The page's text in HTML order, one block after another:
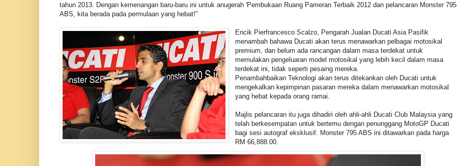
tahun 2013. Dengan kemenangan baru-baru ini untuk anugerah 'Pembukaan Ruang Pameran Terbaik 2012 dan pelancaran Monster 795
ABS, kita berada pada permulaan yang hebat!"
Encik Pierfrancesco Scalzo, Pengarah Jualan Ducati Asia Pasifik
menambah bahawa Ducati akan terus menawarkan pelbagai motosikal
premium, dan belum ada rancangan dalam masa terdekat untuk
memulakan pengeluaran model motosikal yang lebih kecil dalam masa
terdekat ini, tidak seperti pesaing mereka.
Penambahbaikan Teknologi akan terus ditekankan oleh Ducati untuk
mengekalkan kepimpinan pasaran mereka dalam menawarkan motosikal
yang hebat kepada orang ramai.
Majlis pelancaran itu juga dihadiri oleh ahli-ahli Ducati Club Malaysia yang
telah berkesempatan untuk bertemu dengan penunggang MotoGP Ducati
bagi sesi autograf eksklusif. Monster 795 ABS ini ditawarkan pada harga
RM 66,888.00.